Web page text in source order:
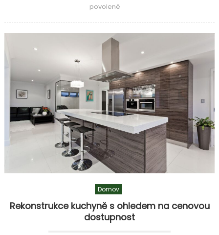
povolenéu
moderní
vybavení
a
pohodlí?
Pořiďte
si
koberce
s vysokým
vlasem
Domov
Rekonstrukce kuchyně s ohledem na cenovou
dostupnost